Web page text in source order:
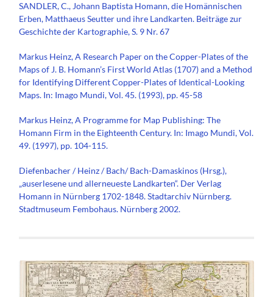
SANDLER, C., Johann Baptista Homann, die Homännischen
Erben, Matthaeus Seutter und ihre Landkarten. Beiträge zur
Geschichte der Kartographie, S. 9 Nr. 67
Markus Heinz, A Research Paper on the Copper-Plates of the
Maps of J. B. Homann’s First World Atlas (1707) and a Method
for Identifying Different Copper-Plates of Identical-Looking
Maps. In: Imago Mundi, Vol. 45. (1993), pp. 45-58
Markus Heinz, A Programme for Map Publishing: The
Homann Firm in the Eighteenth Century. In: Imago Mundi, Vol.
49. (1997), pp. 104-115.
Diefenbacher / Heinz / Bach/ Bach-Damaskinos (Hrsg.),
„auserlesene und allerneueste Landkarten“. Der Verlag
Homann in Nürnberg 1702-1848. Stadtarchiv Nürnberg.
Stadtmuseum Fembohaus. Nürnberg 2002.